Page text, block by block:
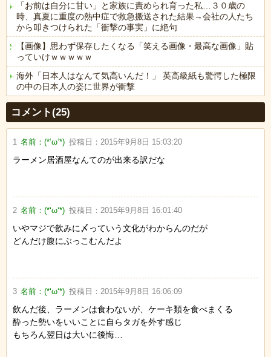
「お前は自分に甘い」と家族に責められ育った私…３０歳の
時、真夏に重度の熱中症で救急搬送された結果→会社の人たち
から叩きつけられた「衝撃の事実」に絶句
【画像】思わず保存したくなる「笑える画像・最高な画像」貼
っていけｗｗｗｗｗ
海外「日本人はなんて気高いんだ！」 英高級紙も驚愕した極限
の中の日本人の姿に世界が衝撃
Powered by livedoor 相互RSS
コメント(25)
1 名前：(*‘ω‘*) 投稿日： 2015年9月8日 15:03:20
ラーメン居酒屋なんてのが出来る訳だな
2 名前：(*‘ω‘*) 投稿日： 2015年9月8日 16:01:40
いやマジで飲みに〆っていう文化がわからんのだが
どんだけ腹にぶっこむんだよ
3 名前：(*‘ω‘*) 投稿日： 2015年9月8日 16:06:09
飲んだ後、ラーメンは食わないが、ケーキ類を食べまくる
酔った勢いをいいことに自らタガを外す感じ
もちろん翌日は大いに後悔…